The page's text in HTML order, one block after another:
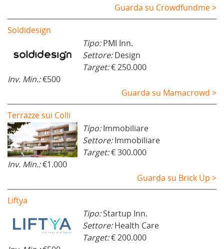
Guarda su Crowdfundme >
Soldidesign
Tipo:PMI Inn.
Settore:Design
Target:€ 250.000
Inv. Min.:€500
Guarda su Mamacrowd >
Terrazze sui Colli
Tipo:Immobiliare
Settore:Immobiliare
Target:€ 300.000
Inv. Min.:€1.000
Guarda su Brick Up >
Liftya
Tipo:Startup Inn.
Settore:Health Care
Target:€ 200.000